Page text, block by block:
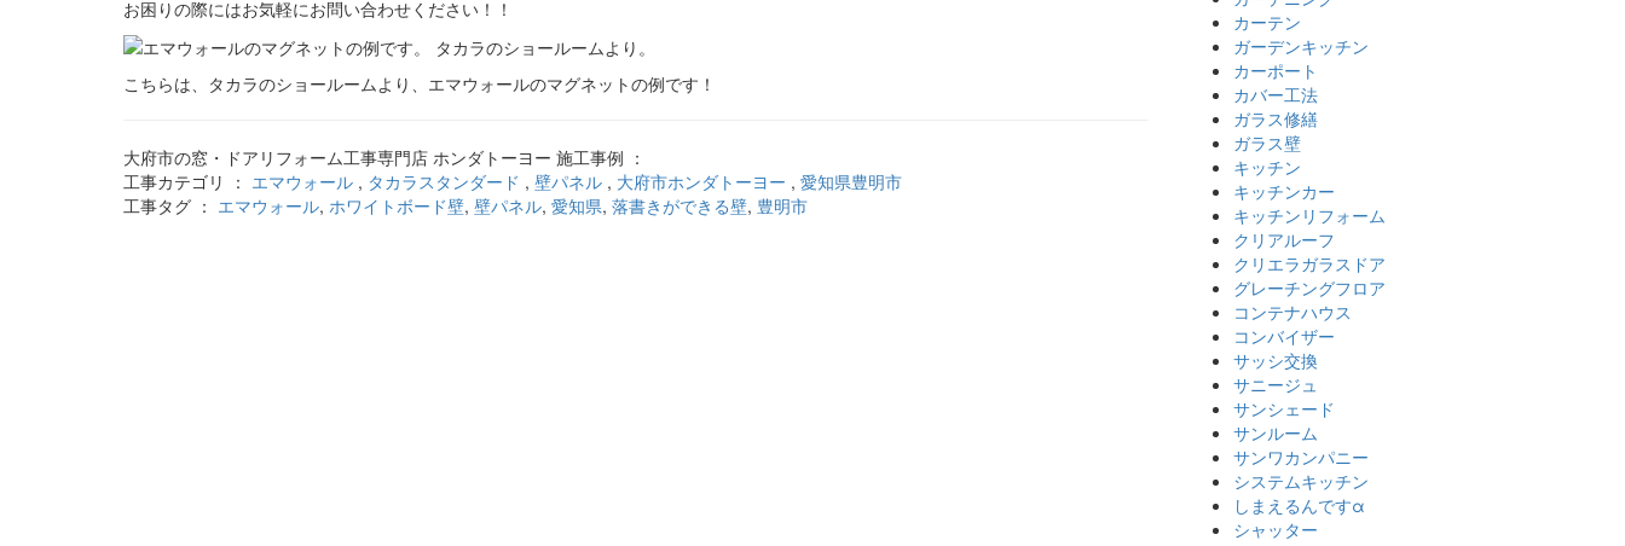
お困りの際にはお気軽にお問い合わせください！！
こちらは、タカラのショールームより、エマウォールのマグネットの例です！
大府市の窓・ドアリフォーム工事専門店 ホンダトーヨー 施工事例 ：
工事カテゴリ ： エマウォール , タカラスタンダード , 壁パネル , 大府市ホンダトーヨー , 愛知県豊明市
工事タグ ： エマウォール, ホワイトボード壁, 壁パネル, 愛知県, 落書きができる壁, 豊明市
カーテン
ガーデンキッチン
カーポート
カバー工法
ガラス修繕
ガラス壁
キッチン
キッチンカー
キッチンリフォーム
クリアルーフ
クリエラガラスドア
グレーチングフロア
コンテナハウス
コンバイザー
サッシ交換
サニージュ
サンシェード
サンルーム
サンワカンパニー
システムキッチン
しまえるんですα
シャッター